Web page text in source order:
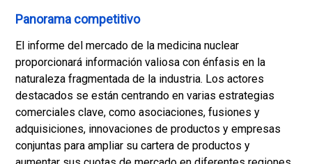
Panorama competitivo
El informe del mercado de la medicina nuclear
proporcionará información valiosa con énfasis en la
naturaleza fragmentada de la industria. Los actores
destacados se están centrando en varias estrategias
comerciales clave, como asociaciones, fusiones y
adquisiciones, innovaciones de productos y empresas
conjuntas para ampliar su cartera de productos y